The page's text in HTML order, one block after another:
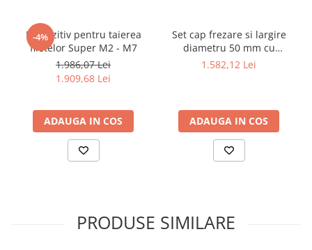
Dispozitiv de testare
Indicatoare înălțime
Indicator cadran / Baze magnetice
Micrometru de adancime
Micrometru de interior
-4%
Dispozitiv pentru taierea
filetelor Super M2 - M7
1.986,07 Lei
1.909,68 Lei
ADAUGA IN COS
Set cap frezare si largire
diametru 50 mm cu
prindere MK 2
1.582,12 Lei
ADAUGA IN COS
PRODUSE SIMILARE